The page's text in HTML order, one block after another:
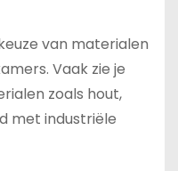
van materialen
Vaak zie je
zoals hout,
met industriële